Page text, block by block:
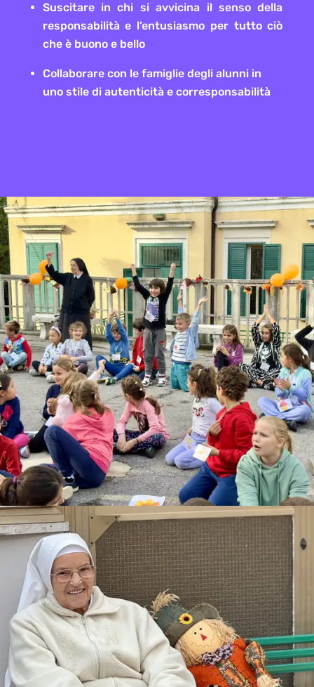
Suscitare in chi si avvicina il senso della
responsabilità e l’entusiasmo per tutto ciò
che è buono e bello
Collaborare con le famiglie degli alunni in
uno stile di autenticità e corresponsabilità